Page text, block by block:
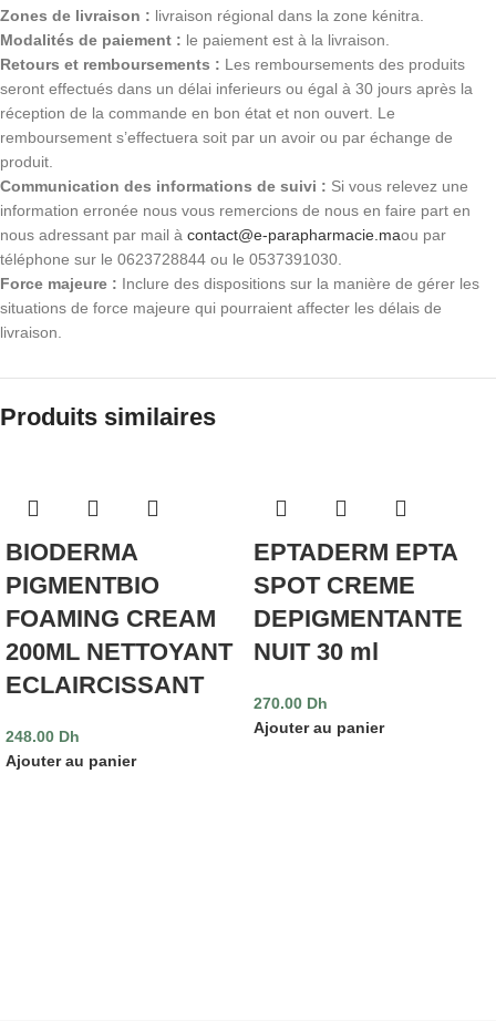
Zones de livraison : livraison régional dans la zone kénitra.
Modalités de paiement : le paiement est à la livraison.
Retours et remboursements : Les remboursements des produits
seront effectués dans un délai inferieurs ou égal à 30 jours après la
réception de la commande en bon état et non ouvert. Le
remboursement s’effectuera soit par un avoir ou par échange de
produit.
Communication des informations de suivi : Si vous relevez une
information erronée nous vous remercions de nous en faire part en
nous adressant par mail à contact@e-parapharmacie.maou par
téléphone sur le 0623728844 ou le 0537391030.
Force majeure : Inclure des dispositions sur la manière de gérer les
situations de force majeure qui pourraient affecter les délais de
livraison.
Produits similaires
BIODERMA
PIGMENTBIO
FOAMING CREAM
200ML NETTOYANT
ECLAIRCISSANT
248.00 Dh
Ajouter au panier
EPTADERM EPTA
SPOT CREME
DEPIGMENTANTE
NUIT 30 ml
270.00 Dh
Ajouter au panier